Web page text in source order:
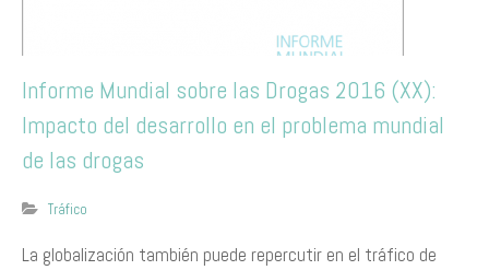
Informe Mundial sobre las Drogas 2016 (XX):
Impacto del desarrollo en el problema mundial
de las drogas
Tráfico
La globalización también puede repercutir en el tráfico de